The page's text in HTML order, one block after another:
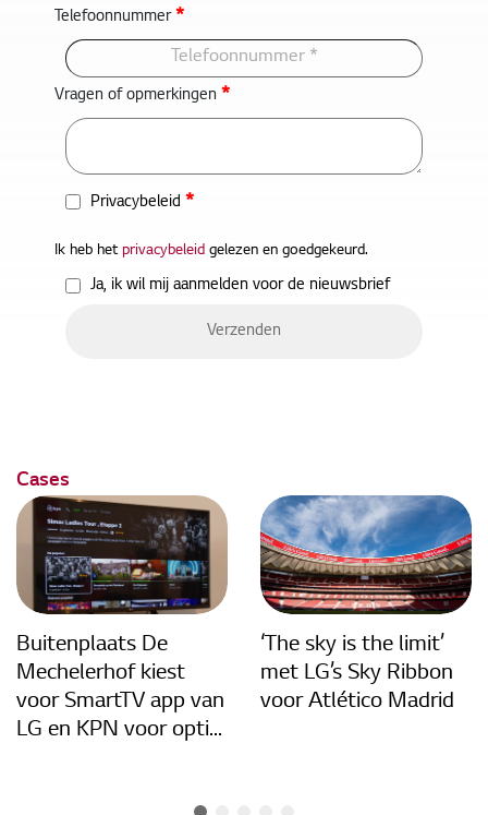
Telefoonnummer*
Vragen of opmerkingen *
Privacybeleid *
Ik heb het privacybeleid gelezen en goedgekeurd.
Ja, ik wil mij aanmelden voor de nieuwsbrief
Cases
Buitenplaats De
Mechelerhof kiest
voor SmartTV app van
LG en KPN voor opti...
‘The sky is the limit’
met LG’s Sky Ribbon
voor Atlético Madrid